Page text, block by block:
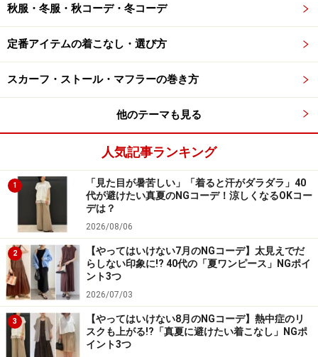
多かったですよね。
でも、脚のラインを強調するようなスキニーデニムは、
今はちょっと古く見えてしまいそう。なぜなら、今は
「ハイウエスト」「テーパード」「アンクル丈」など、
同じ細身デニムでもぴったりしたフィット感を感じさせ
も、ヒップや太ももがぴったりすぎて、脚のラインがレ
ギンスのように出るものは、昔っぽく見えてしまうこと
もあり注意が必要です。
秋服・冬服・秋コーデ・冬コーデ
定番アイテムの着こなし・選び方
スカーフ・ストール・マフラーの巻き方
他のテーマも見る
人気記事ランキング
1
「見た目が暑苦しい」「着ると汗がダラダラ」40
代が避けたい真夏のNGコーデ！涼しくなるOKコー
デは？
2026/08/06
2
【やってはいけない7月のNGコーデ】太見えでだ
らしない印象に!? 40代の「夏ワンピース」NGポイ
ント3つ
2026/07/03
3
【やってはいけない8月のNGコーデ】熱中症のリ
スクも上がる!?「真夏に避けたい着こなし」NGポ
イント3つ